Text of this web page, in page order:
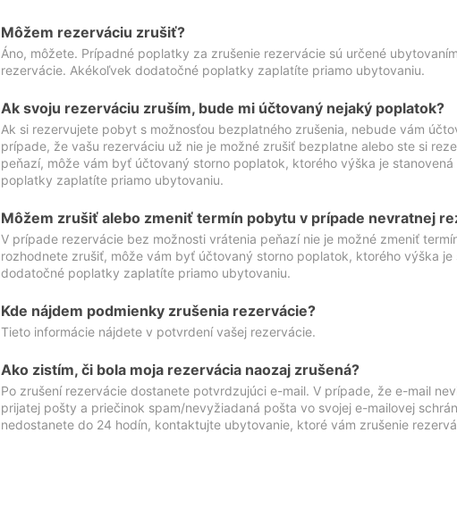
Môžem rezerváciu zrušiť?
Áno, môžete. Prípadné poplatky za zrušenie rezervácie sú určené
rezervácie. Akékoľvek dodatočné poplatky zaplatíte priamo ubytovaniu.
Ak svoju rezerváciu zruším, bude mi účtovaný nejaký poplatok?
Ak si rezervujete pobyt s možnosťou bezplatného zrušenia, nebude vám
prípade, že vašu rezerváciu už nie je možné zrušiť bezplatne alebo ste si
peňazí, môže vám byť účtovaný storno poplatok, ktorého výška je
poplatky zaplatíte priamo ubytovaniu.
Môžem zrušiť alebo zmeniť termín pobytu v prípade nevratnej
V prípade rezervácie bez možnosti vrátenia peňazí nie je možné zmeniť
rozhodnete zrušiť, môže vám byť účtovaný storno poplatok, ktorého výška
dodatočné poplatky zaplatíte priamo ubytovaniu.
Kde nájdem podmienky zrušenia rezervácie?
Tieto informácie nájdete v potvrdení vašej rezervácie.
Ako zistím, či bola moja rezervácia naozaj zrušená?
Po zrušení rezervácie dostanete potvrdzujúci e-mail. V prípade, že e-mail
prijatej pošty a priečinok spam/nevyžiadaná pošta vo svojej e-mailovej
nedostanete do 24 hodín, kontaktujte ubytovanie, ktoré vám zrušenie